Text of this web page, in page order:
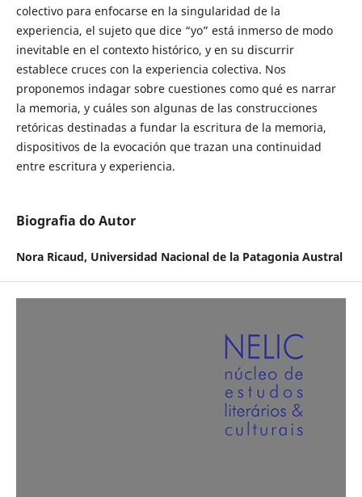
colectivo para enfocarse en la singularidad de la
experiencia, el sujeto que dice “yo” está inmerso de modo
inevitable en el contexto histórico, y en su discurrir
establece cruces con la experiencia colectiva. Nos
proponemos indagar sobre cuestiones como qué es narrar
la memoria, y cuáles son algunas de las construcciones
retóricas destinadas a fundar la escritura de la memoria,
dispositivos de la evocación que trazan una continuidad
entre escritura y experiencia.
Biografia do Autor
Nora Ricaud, Universidad Nacional de la Patagonia Austral